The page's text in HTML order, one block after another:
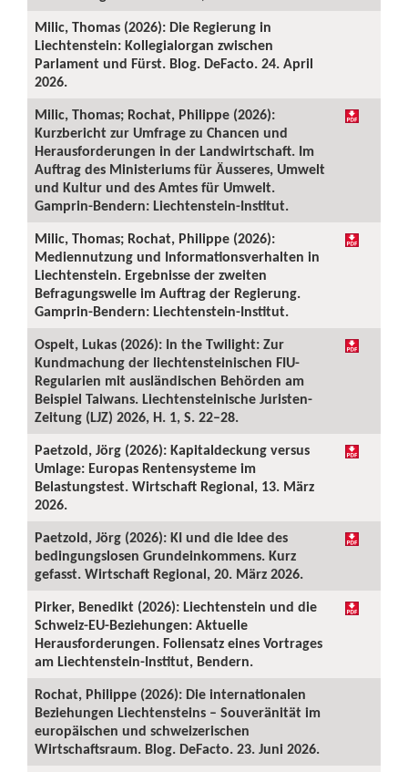
Milic, Thomas (2026): Die Regierung in
Liechtenstein: Kollegialorgan zwischen
Parlament und Fürst. Blog. DeFacto. 24. April
2026.
Milic, Thomas; Rochat, Philippe (2026):
Kurzbericht zur Umfrage zu Chancen und
Herausforderungen in der Landwirtschaft. Im
Auftrag des Ministeriums für Äusseres, Umwelt
und Kultur und des Amtes für Umwelt.
Gamprin-Bendern: Liechtenstein-Institut.
Milic, Thomas; Rochat, Philippe (2026):
Mediennutzung und Informationsverhalten in
Liechtenstein. Ergebnisse der zweiten
Befragungswelle im Auftrag der Regierung.
Gamprin-Bendern: Liechtenstein-Institut.
Ospelt, Lukas (2026): In the Twilight: Zur
Kundmachung der liechtensteinischen FIU-
Regularien mit ausländischen Behörden am
Beispiel Taiwans. Liechtensteinische Juristen-
Zeitung (LJZ) 2026, H. 1, S. 22–28.
Paetzold, Jörg (2026): Kapitaldeckung versus
Umlage: Europas Rentensysteme im
Belastungstest. Wirtschaft Regional, 13. März
2026.
Paetzold, Jörg (2026): KI und die Idee des
bedingungslosen Grundeinkommens. Kurz
gefasst. Wirtschaft Regional, 20. März 2026.
Pirker, Benedikt (2026): Liechtenstein und die
Schweiz-EU-Beziehungen: Aktuelle
Herausforderungen. Foliensatz eines Vortrages
am Liechtenstein-Institut, Bendern.
Rochat, Philippe (2026): Die internationalen
Beziehungen Liechtensteins – Souveränität im
europäischen und schweizerischen
Wirtschaftsraum. Blog. DeFacto. 23. Juni 2026.